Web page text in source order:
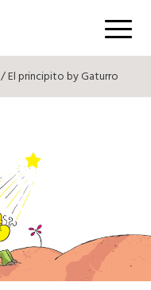
Menú
/ El principito by Gaturro